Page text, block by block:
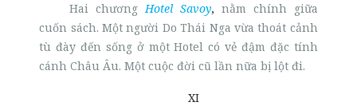
Hai chương Hotel Savoy, nằm chính giữa
cuốn sách. Một người Do Thái Nga vừa thoát cảnh
tù đày đến sống ở một Hotel có vẻ đậm đặc tính
cánh Châu Âu. Một cuộc đời cũ lần nữa bị lột đi.
XI